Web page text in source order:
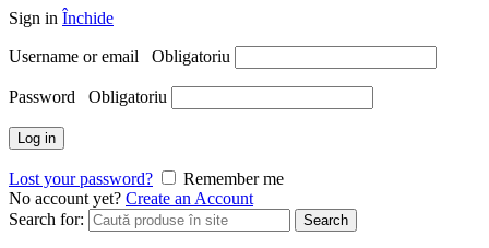
Sign in Închide
Username or email Obligatoriu
Password Obligatoriu
Log in
Lost your password?
Remember me
No account yet? Create an Account
Search for:
Search